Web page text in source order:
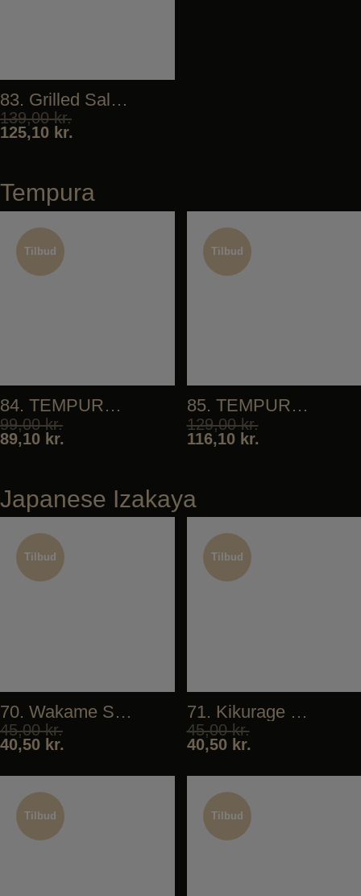
83. Grilled Salmon
139,00kr.
125,10 kr.
Tempura
Tilbud
Tilbud
84. TEMPURA VEGETABLES
99,00kr.
89,10 kr.
Tilbud
Tilbud
85. TEMPURA SHRIMP
129,00kr.
116,10 kr.
Japanese Izakaya
Tilbud
Tilbud
70. Wakame Salad
45,00kr.
40,50 kr.
Tilbud
Tilbud
71. Kikurage Salad
45,00kr.
40,50 kr.
Tilbud
Tilbud
Tilbud
Tilbud